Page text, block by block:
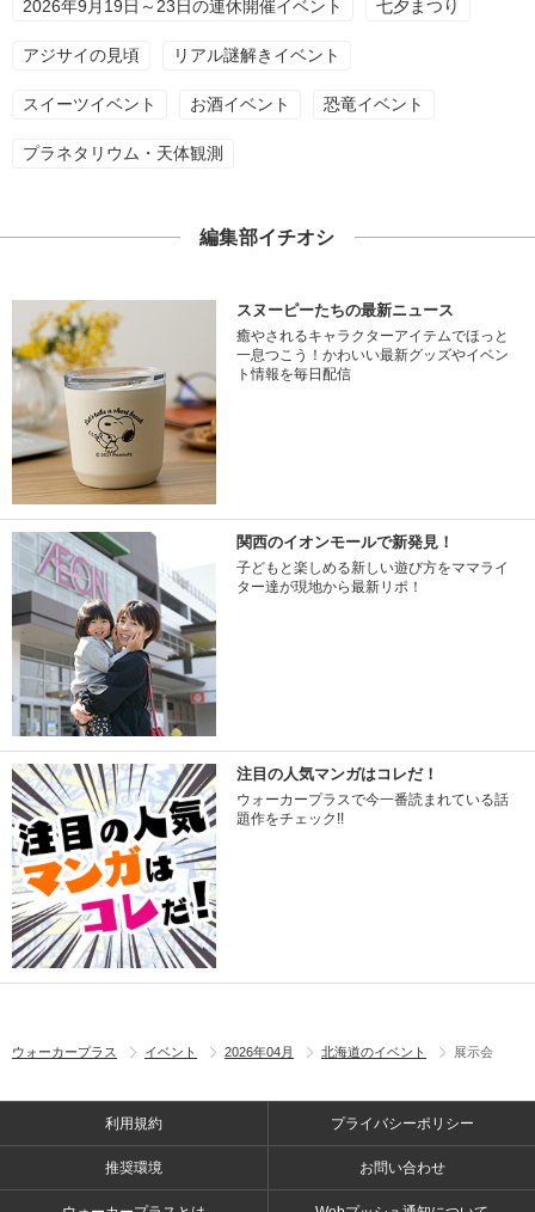
2026年9月19日～23日の連休開催イベント 七夕まつり
アジサイの見頃 リアル謎解きイベント
スイーツイベント お酒イベント 恐竜イベント
プラネタリウム・天体観測
編集部イチオシ
スヌーピーたちの最新ニュース
癒やされるキャラクターアイテムでほっと
一息つこう！かわいい最新グッズやイベン
ト情報を毎日配信
関西のイオンモールで新発見！
子どもと楽しめる新しい遊び方をママライ
ター達が現地から最新リポ！
注目の人気マンガはコレだ！
ウォーカープラスで今一番読まれている話
題作をチェック!!
ウォーカープラス イベント 2026年04月 北海道のイベント 展示会
利用規約 プライバシーポリシー
推奨環境 お問い合わせ